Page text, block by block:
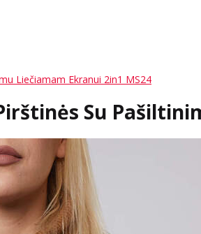
Liečiamam Ekranui 2in1 MS24
Su